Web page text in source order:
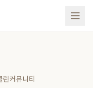
린커뮤니티